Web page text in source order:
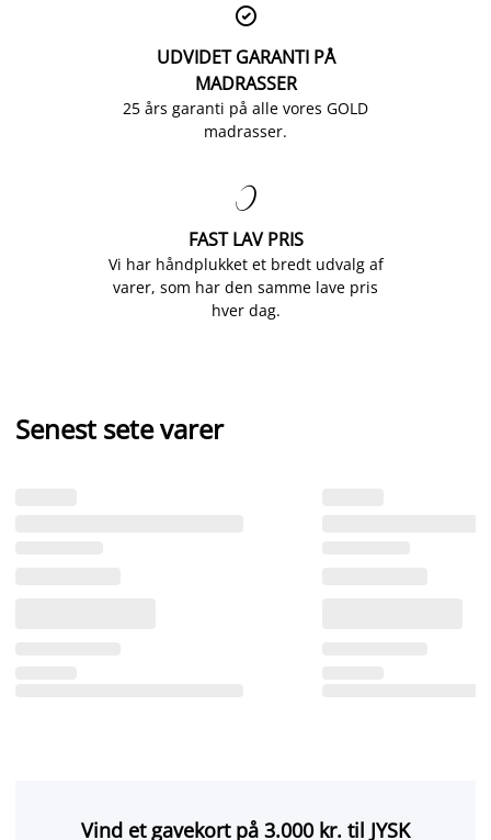

UDVIDET GARANTI PÅ
MADRASSER
25 års garanti på alle vores GOLD
madrasser.

FAST LAV PRIS
Vi har håndplukket et bredt udvalg af
varer, som har den samme lave pris
hver dag.
Senest sete varer
Vind et gavekort på 3.000 kr. til JYSK